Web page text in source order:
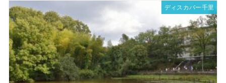
ディスカバー千里